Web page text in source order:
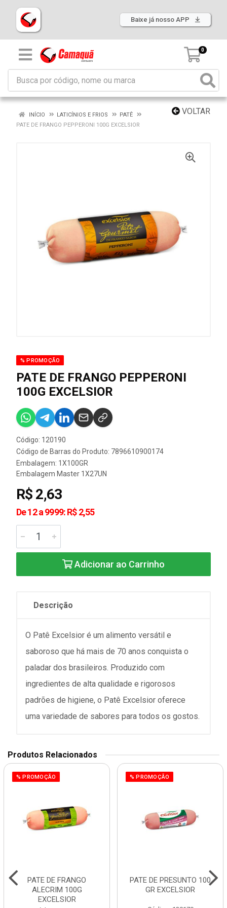
Baixe já nosso APP
0
VOLTAR
INÍCIO LATICÍNIOS E FRIOS
PATÊ
PATE DE FRANGO PEPPERONI 100G EXCELSIOR
% PROMOÇÃO
PATE DE FRANGO PEPPERONI
100G EXCELSIOR
Código: 120190
Código de Barras do Produto: 7896610900174
Embalagem: 1X100GR
Embalagem Master 1X27UN
R$ 2,63
De 12 a 9999: R$ 2,55
Adicionar ao Carrinho
Descrição
O Patê Excelsior é um alimento versátil e
saboroso que há mais de 70 anos conquista o
paladar dos brasileiros. Produzido com
ingredientes de alta qualidade e rigorosos
padrões de higiene, o Patê Excelsior oferece
uma variedade de sabores para todos os gostos.
Produtos Relacionados
% PROMOÇÃO
PATE DE FRANGO
ALECRIM 100G
EXCELSIOR
% PROMOÇÃO
PATE DE PRESUNTO 100
GR EXCELSIOR